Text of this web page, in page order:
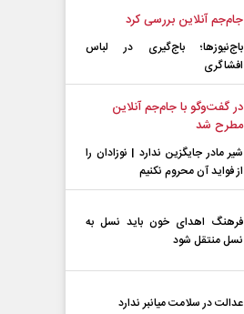
جام‌جم آنلاین بررسی کرد
باج‌نیوزها؛ باج‌گیری در لباس
افشاگری
در گفت‌و‌گو با جام‌جم آنلاین
مطرح شد
شیر مادر جایگزین ندارد | نوزادان را
از فواید آن محروم نکنیم
فرهنگ اهدای خون باید نسل به
نسل منتقل شود
عدالت در سلامت میانبر ندارد